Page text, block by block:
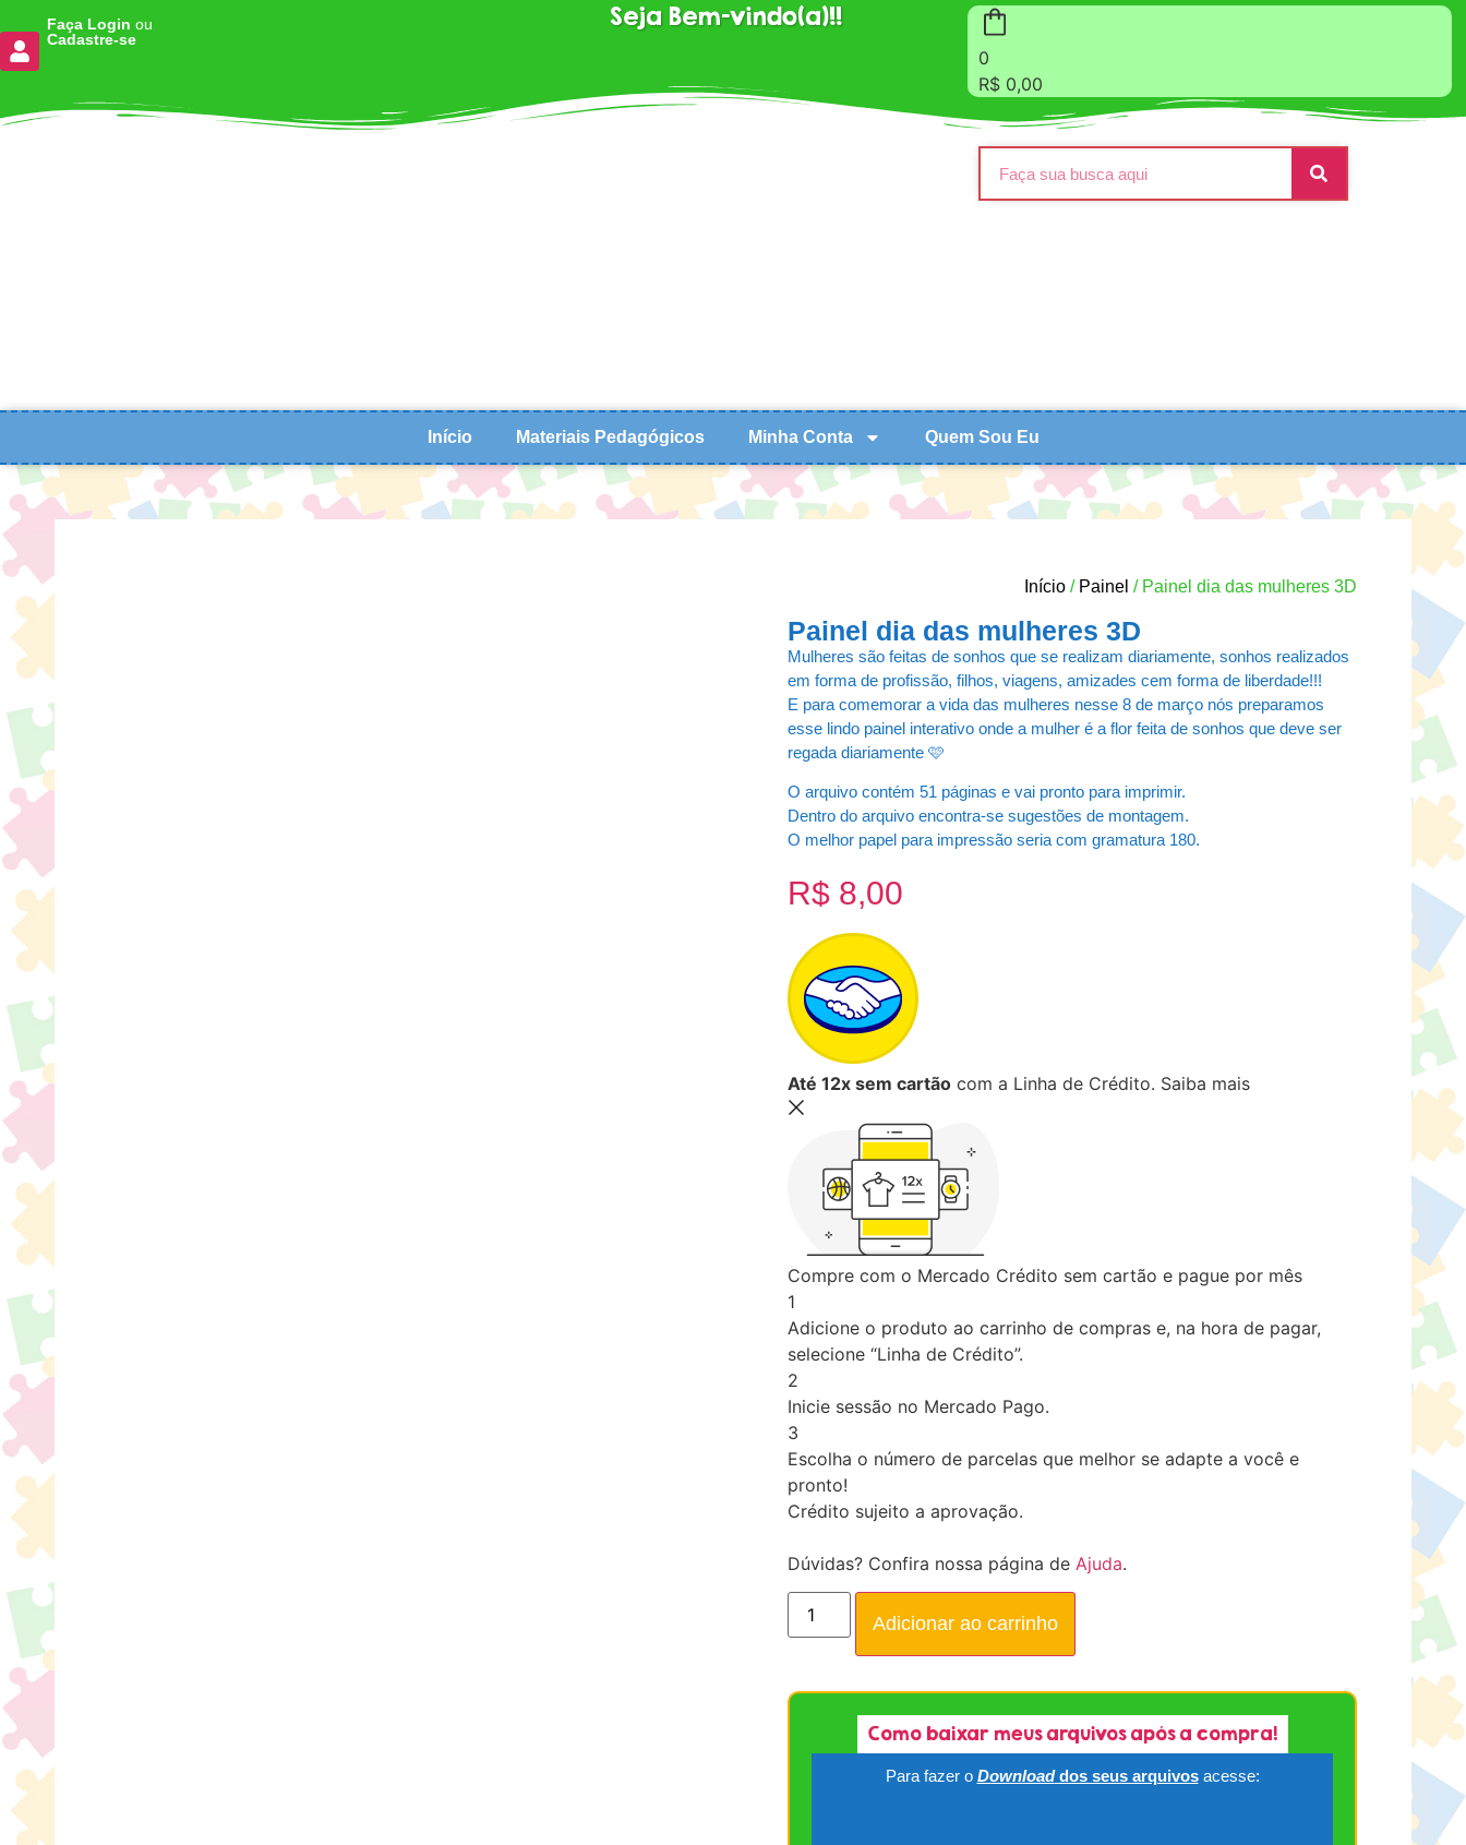
Faça Login ou
Cadastre-se
Seja Bem-vindo(a)!!
0
R$ 0,00
Início Materiais Pedagógicos Minha Conta Quem Sou Eu
Início / Painel / Painel dia das mulheres 3D
Painel dia das mulheres 3D
Mulheres são feitas de sonhos que se realizam diariamente, sonhos realizados
em forma de profissão, filhos, viagens, amizades cem forma de liberdade!!!
E para comemorar a vida das mulheres nesse 8 de março nós preparamos
esse lindo painel interativo onde a mulher é a flor feita de sonhos que deve ser
regada diariamente 🩷
O arquivo contém 51 páginas e vai pronto para imprimir.
Dentro do arquivo encontra-se sugestões de montagem.
O melhor papel para impressão seria com gramatura 180.
R$ 8,00
Até 12x sem cartão com a Linha de Crédito. Saiba mais
Compre com o Mercado Crédito sem cartão e pague por mês
1
Adicione o produto ao carrinho de compras e, na hora de pagar,
selecione “Linha de Crédito”.
2
Inicie sessão no Mercado Pago.
3
Escolha o número de parcelas que melhor se adapte a você e
pronto!
Crédito sujeito a aprovação.
Dúvidas? Confira nossa página de Ajuda.
Adicionar ao carrinho
Como baixar meus arquivos após a compra!
Para fazer o Downloaddos seus arquivos acesse: